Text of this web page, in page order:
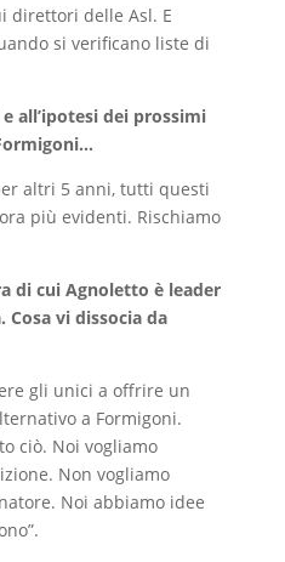
direttori delle Asl. E
si verificano liste di
all’ipotesi dei prossimi
altri 5 anni, tutti questi
più evidenti. Rischiamo
di cui Agnoletto è leader
Cosa vi dissocia da
gli unici a offrire un
a Formigoni.
ciò. Noi vogliamo
Non vogliamo
Noi abbiamo idee